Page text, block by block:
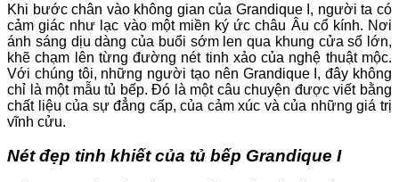
Khi bước chân vào không gian của Grandique I, người ta có
cảm giác như lạc vào một miền ký ức châu Âu cổ kính. Nơi
ánh sáng dịu dàng của buổi sớm len qua khung cửa sổ lớn,
khẽ chạm lên từng đường nét tinh xảo của nghệ thuật mộc.
Với chúng tôi, những người tạo nên Grandique I, đây không
chỉ là một mẫu tủ bếp. Đó là một câu chuyện được viết bằng
chất liệu của sự đẳng cấp, của cảm xúc và của những giá trị
vĩnh cửu.
Nét đẹp tinh khiết của tủ bếp Grandique I